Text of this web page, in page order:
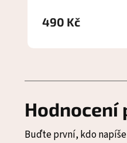
490 Kč
Hodnocení
Buďte první, kdo